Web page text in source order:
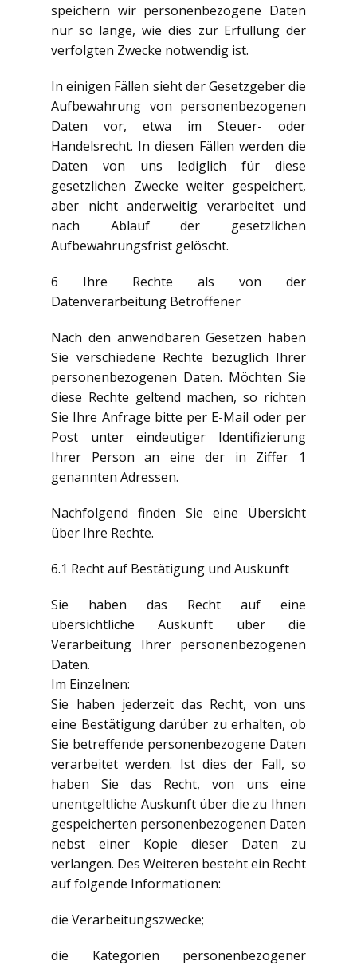
speichern wir personenbezogene Daten
nur so lange, wie dies zur Erfüllung der
verfolgten Zwecke notwendig ist.
In einigen Fällen sieht der Gesetzgeber die
Aufbewahrung von personenbezogenen
Daten vor, etwa im Steuer- oder
Handelsrecht. In diesen Fällen werden die
Daten von uns lediglich für diese
gesetzlichen Zwecke weiter gespeichert,
aber nicht anderweitig verarbeitet und
nach Ablauf der gesetzlichen
Aufbewahrungsfrist gelöscht.
6 Ihre Rechte als von der
Datenverarbeitung Betroffener
Nach den anwendbaren Gesetzen haben
Sie verschiedene Rechte bezüglich Ihrer
personenbezogenen Daten. Möchten Sie
diese Rechte geltend machen, so richten
Sie Ihre Anfrage bitte per E-Mail oder per
Post unter eindeutiger Identifizierung
Ihrer Person an eine der in Ziffer 1
genannten Adressen.
Nachfolgend finden Sie eine Übersicht
über Ihre Rechte.
6.1 Recht auf Bestätigung und Auskunft
Sie haben das Recht auf eine
übersichtliche Auskunft über die
Verarbeitung Ihrer personenbezogenen
Daten.
Im Einzelnen:
Sie haben jederzeit das Recht, von uns
eine Bestätigung darüber zu erhalten, ob
Sie betreffende personenbezogene Daten
verarbeitet werden. Ist dies der Fall, so
haben Sie das Recht, von uns eine
unentgeltliche Auskunft über die zu Ihnen
gespeicherten personenbezogenen Daten
nebst einer Kopie dieser Daten zu
verlangen. Des Weiteren besteht ein Recht
auf folgende Informationen:
die Verarbeitungszwecke;
die Kategorien personenbezogener